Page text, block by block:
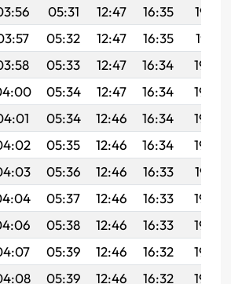
05:31 12:47 16:35
19:52
05:32 12:47 16:35
19:51
05:33 12:47 16:34
19:50
05:34 12:47 16:34
19:49
05:34 12:46 16:34
19:49
05:35 12:46 16:34
19:48
05:36 12:46 16:33
19:47
05:37 12:46 16:33
19:46
05:38 12:46 16:33
19:45
05:39 12:46 16:32
19:44
05:39 12:46 16:32 19:42